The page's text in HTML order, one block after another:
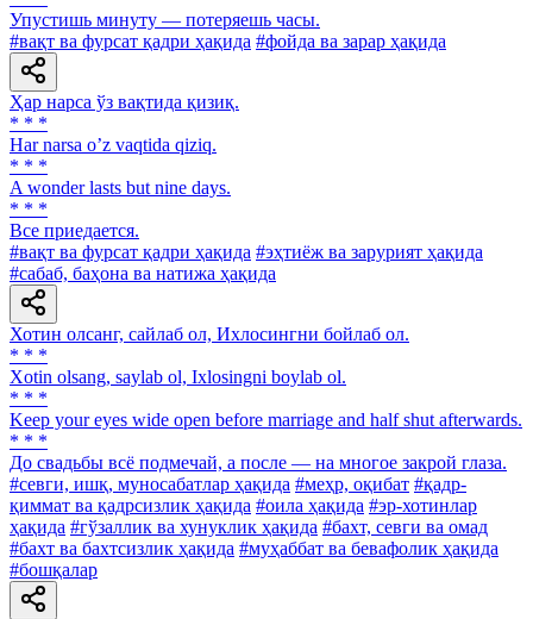
Упустишь минуту — потеряешь часы.
#вақт ва фурсат қадри ҳақида #фойда ва зарар ҳақида
Ҳар нарса ўз вақтида қизиқ.
* * *
Har narsa oʼz vaqtida qiziq.
* * *
A wonder lasts but nine days.
* * *
Все приедается.
#вақт ва фурсат қадри ҳақида #эҳтиёж ва зарурият ҳақида
#сабаб, баҳона ва натижа ҳақида
Хотин олсанг, сайлаб ол, Ихлосингни бойлаб ол.
* * *
Xotin olsang, saylab ol, Ixlosingni boylab ol.
* * *
Keep your eyes wide open before marriage and half shut afterwards.
* * *
До свадьбы всё подмечай, а после — на многое закрой глаза.
#севги, ишқ, муносабатлар ҳақида #меҳр, оқибат #қадр-
қиммат ва қадрсизлик ҳақида #оила ҳақида #эр-хотинлар
ҳақида #гўзаллик ва хунуклик ҳақида #бахт, севги ва омад
#бахт ва бахтсизлик ҳақида #муҳаббат ва бевафолик ҳақида
#бошқалар